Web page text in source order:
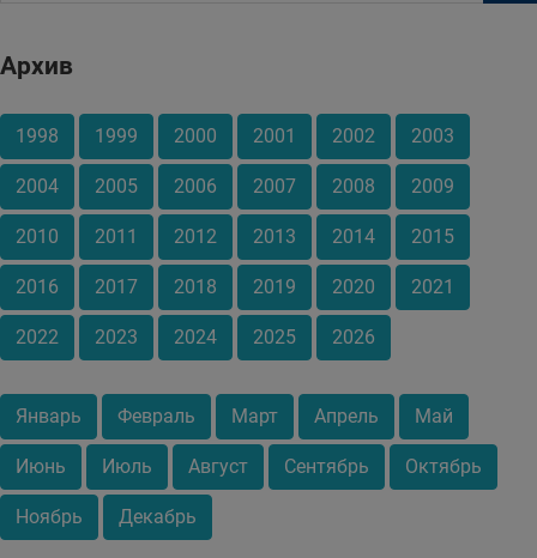
Архив
1998 1999 2000 2001 2002 2003
2004 2005 2006 2007 2008 2009
2010 2011 2012 2013 2014 2015
2016 2017 2018 2019 2020 2021
2022 2023 2024 2025 2026
Январь Февраль Март Апрель Май
Июнь Июль Август Сентябрь Октябрь
Ноябрь Декабрь